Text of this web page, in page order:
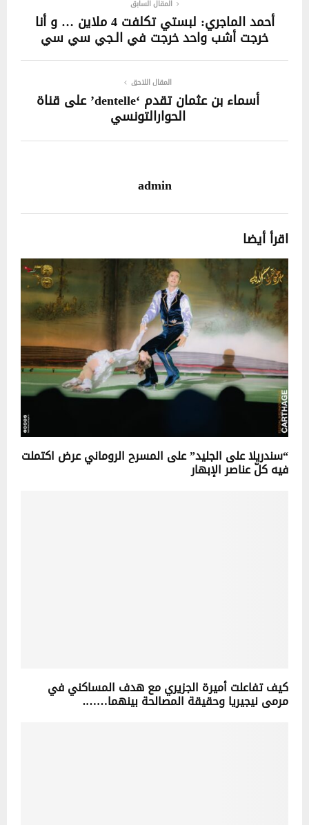
المقال السابق
أحمد الماجري: لبستي تكلفت 4 ملاين … و أنا
خرجت أشب واحد خرجت في الـجي سي سي
المقال اللاحق
أسماء بن عثمان تقدم ‘dentelle’ على قناة
الحوارالتونسي
admin
اقرأ أيضا
“سندريلا على الجليد” على المسرح الروماني عرض اكتملت
فيه كلّ عناصر الإبهار
كيف تفاعلت أميرة الجزيري مع هدف المساكني في
مرمى نيجيريا وحقيقة المصالحة بينهما…….